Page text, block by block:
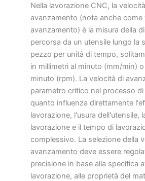
Nella lavorazione CNC, la
avanzamento (nota anche come
avanzamento) è la misura della
percorsa da un utensile lungo la
pezzo per unità di tempo,
in millimetri al minuto (mm/min)
minuto (rpm). La velocità di
parametro critico nel processo
quanto influenza direttamente
lavorazione, l'usura dell'utensile,
lavorazione e il tempo di
complessivo. La selezione della
avanzamento deve essere
precisione in base alla specifica
lavorazione, alle proprietà del